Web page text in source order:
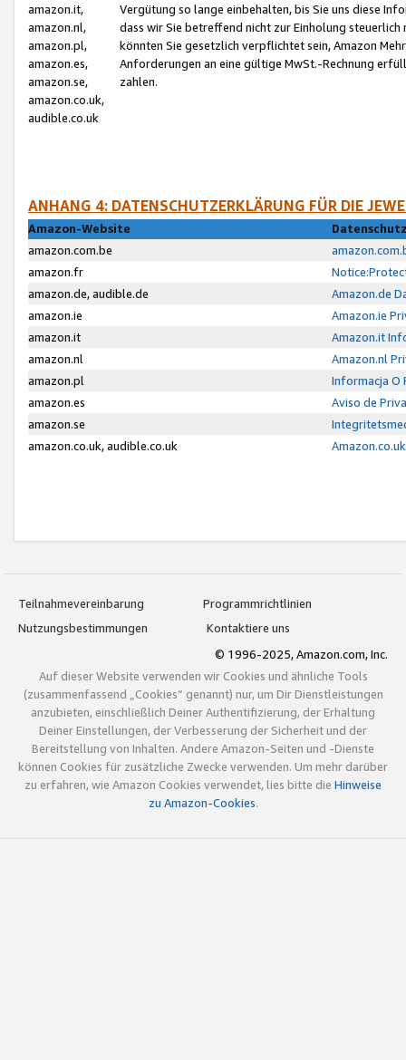
amazon.it,
amazon.nl,
amazon.pl,
amazon.es,
amazon.se,
amazon.co.uk,
audible.co.uk
Vergütung so lange einbehalten, bis Sie uns diese
dass wir Sie betreffend nicht zur Einholung
könnten Sie gesetzlich verpflichtet sein, Amazon
Anforderungen an eine gültige MwSt.-Rechnung
zahlen.
ANHANG 4: DATENSCHUTZERKLÄRUNG FÜR DIE
Amazon-Website
amazon.com.be
amazon.fr
amazon.de, audible.de
Amazon.de
amazon.ie
Amazon.ie
amazon.it
Amazon.it
amazon.nl
Amazon.nl
amazon.pl
Informacja O
amazon.es
Aviso de
amazon.se
amazon.co.uk, audible.co.uk
Teilnahmevereinbarung
Programmrichtlinien
Nutzungsbestimmungen
Kontaktiere uns
© 1996-2025, Amazon.com, Inc.
Auf dieser Website verwenden wir Cookies und ähnliche Tools
(zusammenfassend „Cookies“ genannt) nur, um Dir Dienstleistungen
anzubieten, einschließlich Deiner Authentifizierung, der Erhaltung
Deiner Einstellungen, der Verbesserung der Sicherheit und der
Bereitstellung von Inhalten. Andere Amazon-Seiten und -Dienste
können Cookies für zusätzliche Zwecke verwenden. Um mehr darüber
zu erfahren, wie Amazon Cookies verwendet, lies bitte die Hinweise
zu Amazon-Cookies.